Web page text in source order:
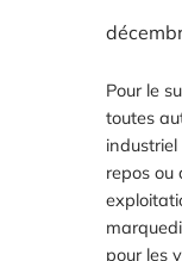
Pour le
toutes
industriel
repos ou
pour les